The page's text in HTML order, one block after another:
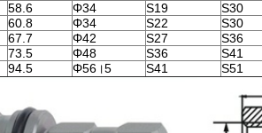
58.6 Φ34 S19 S30
60.8 Φ34 S22 S30
67.7 Φ42 S27 S36
73.5 Φ48 S36 S41
94.5 Φ56।5 S41 S51